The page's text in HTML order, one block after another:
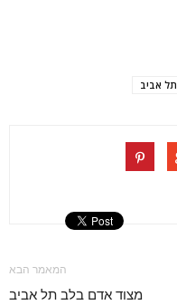
תל אביב
המאמר הבא
מצוד אדם בלב תל אביב